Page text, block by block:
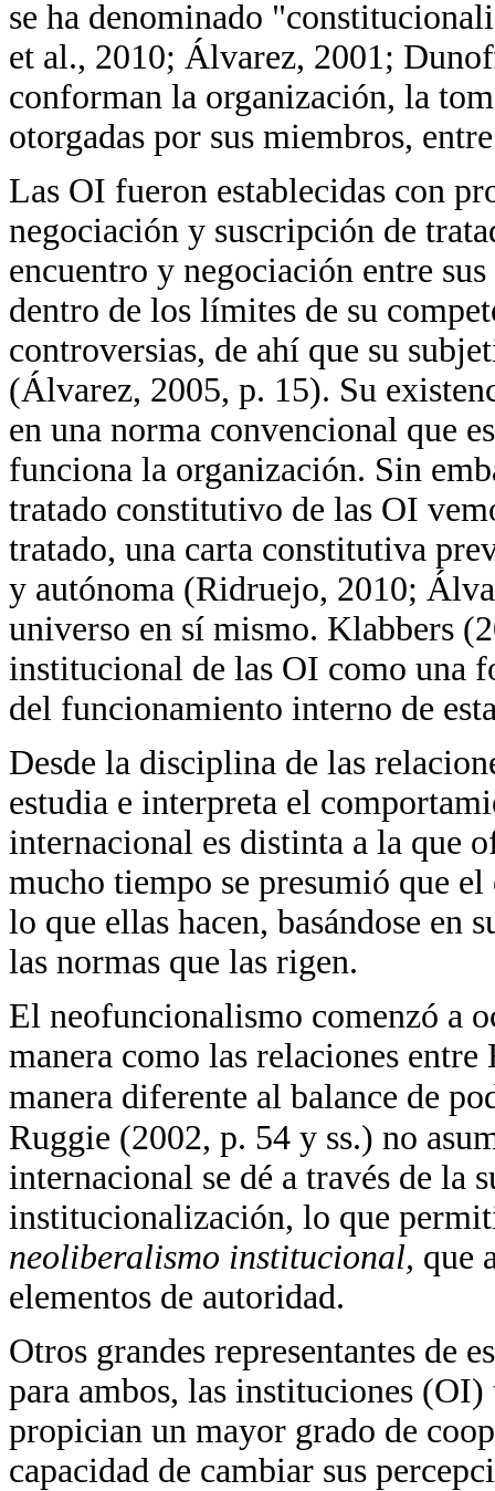
se ha denominado
et al., 2010; Álvarez, 2001;
conforman la organización, la
otorgadas por sus miembros,
Las OI fueron establecidas con
negociación y suscripción de
encuentro y negociación entre
dentro de los límites de su
controversias, de ahí que su
(Álvarez, 2005, p. 15). Su
en una norma convencional que
funciona la organización. Sin
tratado constitutivo de las OI
tratado, una carta constitutiva
y autónoma (Ridruejo, 2010;
universo en sí mismo. Klabbers
institucional de las OI como una
del funcionamiento interno de
Desde la disciplina de las
estudia e interpreta el
internacional es distinta a la que
mucho tiempo se presumió que
lo que ellas hacen, basándose en
las normas que las rigen.
El neofuncionalismo comenzó a
manera como las relaciones entre
manera diferente al balance de
Ruggie (2002, p. 54 y ss.) no
internacional se dé a través de la
institucionalización, lo que
neoliberalismo institucional, que
elementos de autoridad.
Otros grandes representantes de
para ambos, las instituciones
propician un mayor grado de
capacidad de cambiar sus